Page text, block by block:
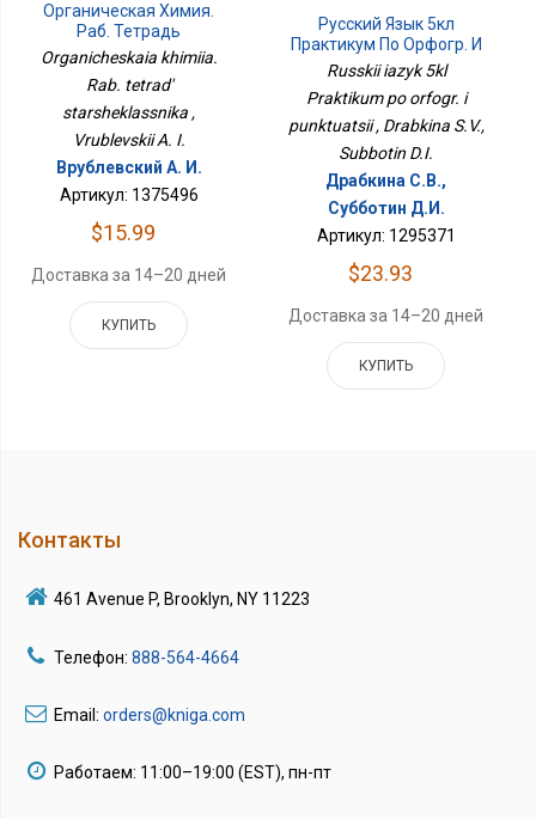
Органическая Химия.
Раб. Тетрадь
Старшеклассника
Organicheskaia khimiia.
Rab. tetrad'
starsheklassnika ,
Vrublevskii A. I.
Врублевский А. И.
Артикул: 1375496
$15.99
Доставка за 14–20 дней
КУПИТЬ
Русский Язык 5кл
Практикум По Орфогр. И
Пунктуации
Russkii iazyk 5kl
Praktikum po orfogr. i
punktuatsii , Drabkina S.V.,
Subbotin D.I.
Драбкина С.В.,
Субботин Д.И.
Артикул: 1295371
$23.93
Доставка за 14–20 дней
КУПИТЬ
Контакты
461 Avenue P, Brooklyn, NY 11223
Телефон: 888-564-4664
Email: orders@kniga.com
Работаем: 11:00–19:00 (EST), пн-пт